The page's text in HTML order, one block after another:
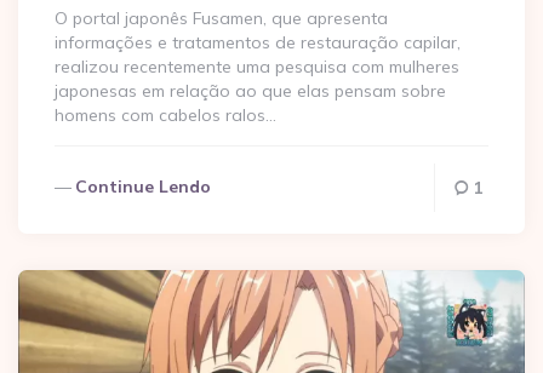
O portal japonês Fusamen, que apresenta
informações e tratamentos de restauração capilar,
realizou recentemente uma pesquisa com mulheres
japonesas em relação ao que elas pensam sobre
homens com cabelos ralos…
Continue Lendo 1